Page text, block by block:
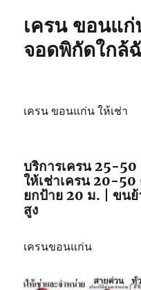
เครน ขอนแก่
จอดพิกัดใกล้
เครน ขอนแก่น ให้เช่า
บริการเครน 25-
ให้เช่าเครน 20-
ยกป้าย 20 ม. | ขน
สูง
เครนขอนแก่น